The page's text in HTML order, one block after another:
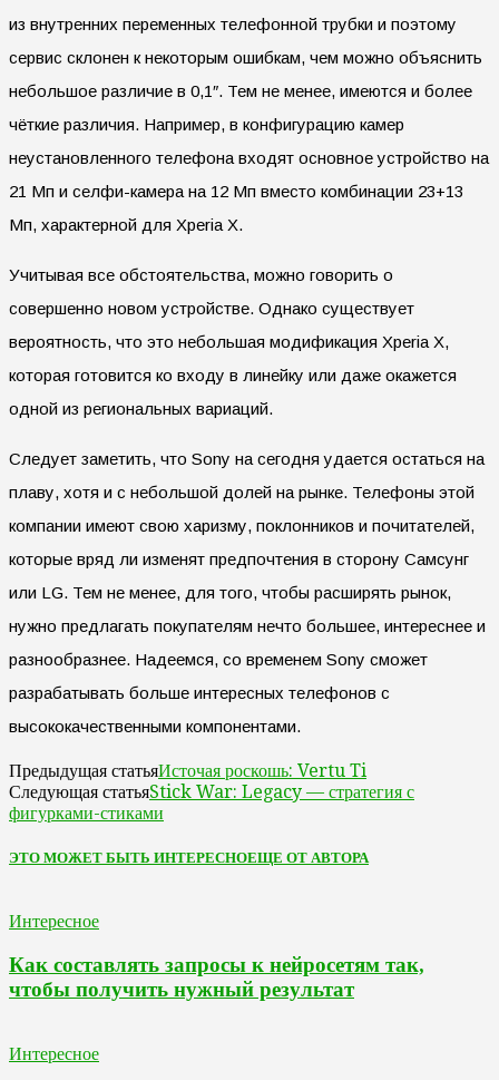
из внутренних переменных телефонной трубки и поэтому
сервис склонен к некоторым ошибкам, чем можно объяснить
небольшое различие в 0,1″. Тем не менее, имеются и более
чёткие различия. Например, в конфигурацию камер
неустановленного телефона входят основное устройство на
21 Мп и селфи-камера на 12 Мп вместо комбинации 23+13
Мп, характерной для Xperia X.
Учитывая все обстоятельства, можно говорить о
совершенно новом устройстве. Однако существует
вероятность, что это небольшая модификация Xperia X,
которая готовится ко входу в линейку или даже окажется
одной из региональных вариаций.
Следует заметить, что Sony на сегодня удается остаться на
плаву, хотя и с небольшой долей на рынке. Телефоны этой
компании имеют свою харизму, поклонников и почитателей,
которые вряд ли изменят предпочтения в сторону Самсунг
или LG. Тем не менее, для того, чтобы расширять рынок,
нужно предлагать покупателям нечто большее, интереснее и
разнообразнее. Надеемся, со временем Sony сможет
разрабатывать больше интересных телефонов с
высококачественными компонентами.
Предыдущая статьяИсточая роскошь: Vertu Ti
Следующая статьяStick War: Legacy — стратегия с
фигурками-стиками
ЭТО МОЖЕТ БЫТЬ ИНТЕРЕСНОЕЩЕ ОТ АВТОРА
Интересное
Как составлять запросы к нейросетям так,
чтобы получить нужный результат
Интересное